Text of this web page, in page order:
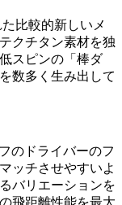
比較的新しいメ
クチタン素材を独
スピンの「棒ダ
数多く生み出して
のドライバーのフ
ッチさせやすいよ
バリエーションを
飛距離性能を最大